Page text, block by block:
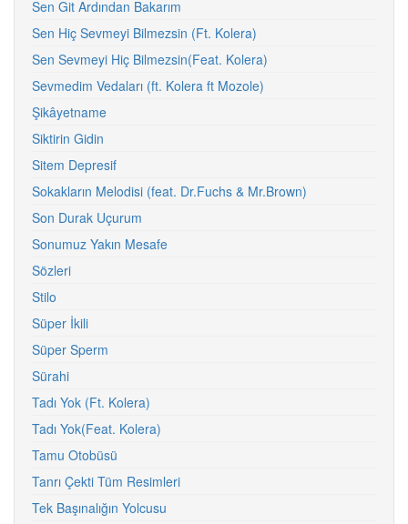
Sen Git Ardından Bakarım
Sen Hiç Sevmeyi Bilmezsin (Ft. Kolera)
Sen Sevmeyi Hiç Bilmezsin(Feat. Kolera)
Sevmedim Vedaları (ft. Kolera ft Mozole)
Şikâyetname
Siktirin Gidin
Sitem Depresif
Sokakların Melodisi (feat. Dr.Fuchs & Mr.Brown)
Son Durak Uçurum
Sonumuz Yakın Mesafe
Sözleri
Stilo
Süper İkili
Süper Sperm
Sürahi
Tadı Yok (Ft. Kolera)
Tadı Yok(Feat. Kolera)
Tamu Otobüsü
Tanrı Çekti Tüm Resimleri
Tek Başınalığın Yolcusu